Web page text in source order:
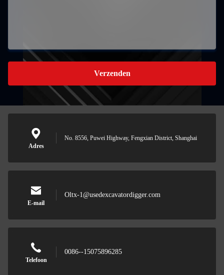
Verzenden
Adres
No. 8556, Puwei Highway, Fengxian District, Shanghai
E-mail
Oltx-1@usedexcavatordigger.com
Telefoon
0086--15075896285